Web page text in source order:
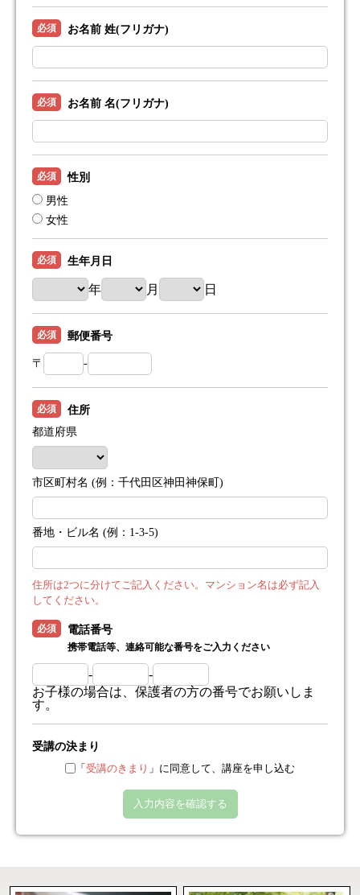
必須 お名前 姓(フリガナ)
必須 お名前 名(フリガナ)
必須
性別
男性
女性
必須 生年月日
年 月 日
必須 郵便番号
〒 -
必須
住所
都道府県
市区町村名 (例：千代田区神田神保町)
番地・ビル名 (例：1-3-5)
住所は2つに分けてご記入ください。マンション名は必ず記入
してください。
必須 電話番号
携帯電話等、連絡可能な番号をご入力ください
-
-
お子様の場合は、保護者の方の番号でお願いしま
す。
受講の決まり
「 受講のきまり 」に同意して、講座を申し込む